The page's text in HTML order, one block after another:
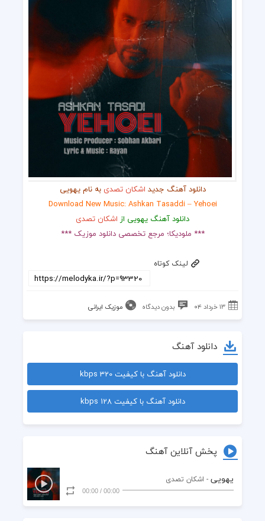
دانلود آهنگ جدید اشکان تصدی به نام یهویی
Download New Music: Ashkan Tasaddi – Yehoei
دانلود آهنگ یهویی از اشکان تصدی
*** ملودیکا؛ مرجع تخصصی دانلود موزیک ***
لینک کوتاه
۱۳ خرداد ۰۴ بدون دیدگاه موزیک ایرانی
دانلود آهنگ
دانلود آهنگ با کیفیت 320 kbps
دانلود آهنگ با کیفیت 128 kbps
پخش آنلاین آهنگ
یهویی - اشکان تصدی
00:00
/
00:00